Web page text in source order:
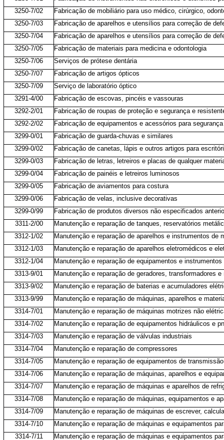
3250-7/02
Fabricação de mobiliário para uso médico, cirúrgico,
3250-7/03
Fabricação de aparelhos e utensílios para correção de
3250-7/04
Fabricação de aparelhos e utensílios para correção de
3250-7/05
Fabricação de materiais para medicina e odontologia
3250-7/06
Serviços de prótese dentária
3250-7/07
Fabricação de artigos ópticos
3250-7/09
Serviço de laboratório óptico
3291-4/00
Fabricação de escovas, pincéis e vassouras
3292-2/01
Fabricação de roupas de proteção e segurança e
3292-2/02
Fabricação de equipamentos e acessórios para
3299-0/01
Fabricação de guarda-chuvas e similares
3299-0/02
Fabricação de canetas, lápis e outros artigos para
3299-0/03
Fabricação de letras, letreiros e placas de qualquer
3299-0/04
Fabricação de painéis e letreiros luminosos
3299-0/05
Fabricação de aviamentos para costura
3299-0/06
Fabricação de velas, inclusive decorativas
3299-0/99
Fabricação de produtos diversos não especificados
3311-2/00
Manutenção e reparação de tanques, reservatórios
3312-1/02
Manutenção e reparação de aparelhos e instrumentos de
3312-1/03
Manutenção e reparação de aparelhos eletromédicos e
3312-1/04
Manutenção e reparação de equipamentos e
3313-9/01
Manutenção e reparação de geradores, transformadores
3313-9/02
Manutenção e reparação de baterias e acumuladores
3313-9/99
Manutenção e reparação de máquinas, aparelhos e
3314-7/01
Manutenção e reparação de máquinas motrizes não
3314-7/02
Manutenção e reparação de equipamentos hidráulicos e
3314-7/03
Manutenção e reparação de válvulas industriais
3314-7/04
Manutenção e reparação de compressores
3314-7/05
Manutenção e reparação de equipamentos de
3314-7/06
Manutenção e reparação de máquinas, aparelhos e
3314-7/07
Manutenção e reparação de máquinas e aparelhos de
3314-7/08
Manutenção e reparação de máquinas, equipamentos e
3314-7/09
Manutenção e reparação de máquinas de escrever,
3314-7/10
Manutenção e reparação de máquinas e equipamentos
3314-7/11
Manutenção e reparação de máquinas e equipamentos